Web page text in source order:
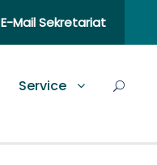
E-Mail Sekretariat
Service